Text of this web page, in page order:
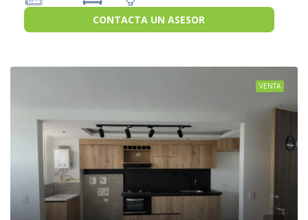
CONTACTA UN ASESOR
VENTA